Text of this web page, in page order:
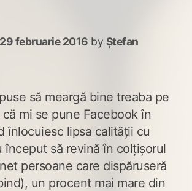
29 februarie 2016 by Ștefan
să meargă bine treaba pe
mi se pune Facebook în
înlocuiesc lipsa calității cu
început să revină în colțișorul
persoane care dispăruseră
un procent mai mare din